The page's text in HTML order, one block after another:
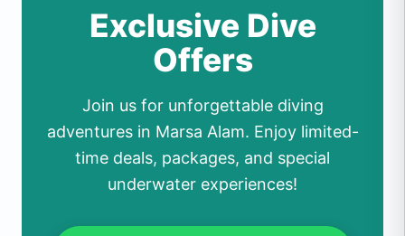
Exclusive Dive
Offers
Join us for unforgettable diving
adventures in Marsa Alam. Enjoy limited-
time deals, packages, and special
underwater experiences!